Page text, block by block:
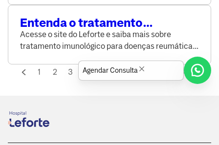
Entenda o tratamento
imunológico para doenças
reumáticas
Acesse o site do Leforte e saiba mais sobre
tratamento imunológico para doenças reumáticas,
1
2 3 ... 39 40 41 42 44
Agendar Consulta